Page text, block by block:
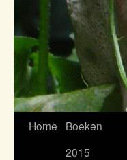
Spring
Home
Boeken
2015